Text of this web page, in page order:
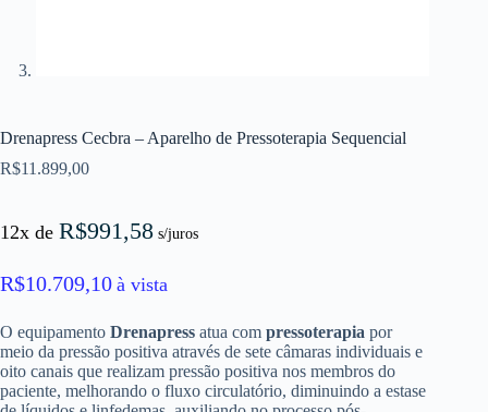
Drenapress Cecbra – Aparelho de Pressoterapia Sequencial
R$11.899,00
12x de R$991,58 s/juros
R$10.709,10 à vista
O equipamento Drenapress atua com pressoterapia por
meio da pressão positiva através de sete câmaras individuais e
oito canais que realizam pressão positiva nos membros do
paciente, melhorando o fluxo circulatório, diminuindo a estase